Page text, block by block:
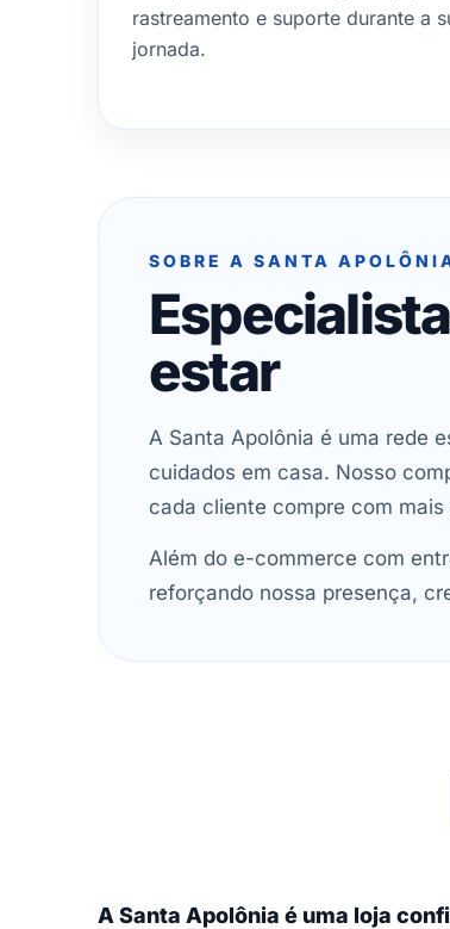
rastreamento e suporte durante a
jornada.
SOBRE A SANTA
estar
A Santa Apolônia é uma rede
cuidados em casa. Nosso
cada cliente compre com mais
Além do e-commerce com
reforçando nossa presença,
A Santa Apolônia é uma loja